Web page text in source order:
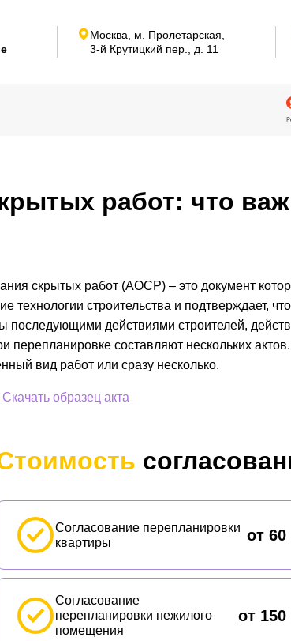
Москва, м. Пролетарская,
3-й Крутицкий пер.,
д. 11
работ: что
скрытых работ (АОСР) – это документ
технологии строительства и подтверждает,
последующими действиями строителей,
составляют нескольких
вид работ или сразу несколько.
Скачать образец акта
Согласование перепланировки
квартиры
от 60
Согласование
перепланировки нежилого
помещения
от 150